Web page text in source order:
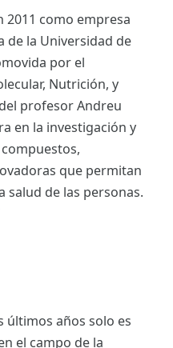
2011 como empresa
de la Universidad de
por el
Nutrición, y
profesor Andreu
en la investigación y
que permitan
salud de las personas.
últimos años solo es
el campo de la